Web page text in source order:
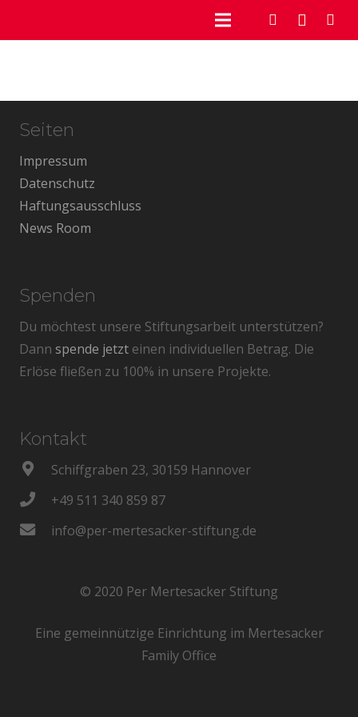
Seiten
Impressum
Datenschutz
Haftungsausschluss
News Room
Spenden
Du möchtest unsere Stiftungsarbeit unterstützen?
Dann spende jetzt einen individuellen Betrag. Die
Erlöse fließen zu 100% in unsere Projekte.
Kontakt
Schiffgraben 23, 30159 Hannover
+49 511 340 859 87
info@per-mertesacker-stiftung.de
© 2020 Per Mertesacker Stiftung
Eine gemeinnützige Einrichtung im Mertesacker
Family Office